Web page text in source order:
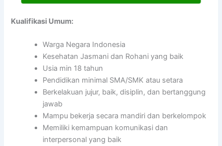
Kualifikasi Umum:
Warga Negara Indonesia
Kesehatan Jasmani dan Rohani yang baik
Usia min 18 tahun
Pendidikan minimal SMA/SMK atau setara
Berkelakuan jujur, baik, disiplin, dan bertanggung
jawab
Mampu bekerja secara mandiri dan berkelompok
Memiliki kemampuan komunikasi dan
interpersonal yang baik